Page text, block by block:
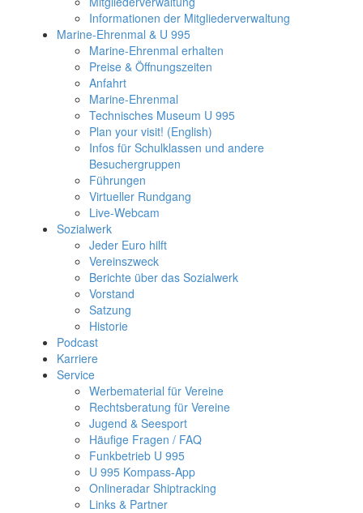
Informationen der Mitgliederverwaltung
Marine-Ehrenmal & U 995
Marine-Ehrenmal erhalten
Preise & Öffnungszeiten
Anfahrt
Marine-Ehrenmal
Technisches Museum U 995
Plan your visit! (English)
Infos für Schulklassen und andere
Besuchergruppen
Führungen
Virtueller Rundgang
Live-Webcam
Sozialwerk
Jeder Euro hilft
Vereinszweck
Berichte über das Sozialwerk
Vorstand
Satzung
Historie
Podcast
Karriere
Service
Werbematerial für Vereine
Rechtsberatung für Vereine
Jugend & Seesport
Häufige Fragen / FAQ
Funkbetrieb U 995
U 995 Kompass-App
Onlineradar Shiptracking
Links & Partner